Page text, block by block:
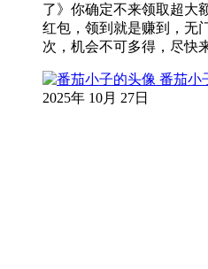
了》你确定不来领取超大
红包，领到就是赚到，无
次，机会不可多得，尽快
番茄小
2025年 10月 27日